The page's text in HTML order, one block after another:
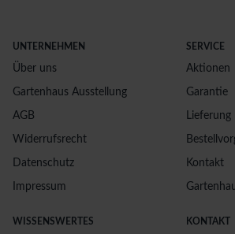
UNTERNEHMEN
Über uns
Gartenhaus Ausstellung
AGB
Widerrufsrecht
Datenschutz
Impressum
SERVICE
Aktionen
Garantie
Lieferung
Kontakt
WISSENSWERTES KONTAKT